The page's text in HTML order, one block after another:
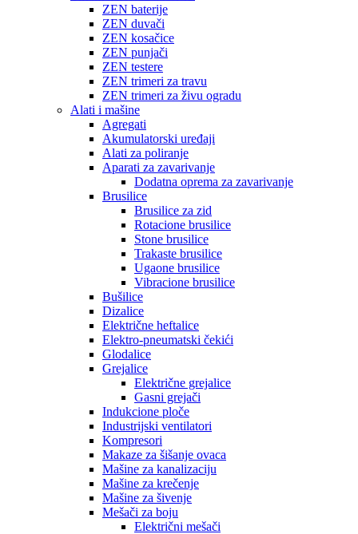
ZEN baterije
ZEN duvači
ZEN kosačice
ZEN punjači
ZEN testere
ZEN trimeri za travu
ZEN trimeri za živu ogradu
Alati i mašine
Agregati
Akumulatorski uređaji
Alati za poliranje
Aparati za zavarivanje
Dodatna oprema za zavarivanje
Brusilice
Brusilice za zid
Rotacione brusilice
Stone brusilice
Trakaste brusilice
Ugaone brusilice
Vibracione brusilice
Bušilice
Dizalice
Električne heftalice
Elektro-pneumatski čekići
Glodalice
Grejalice
Električne grejalice
Gasni grejači
Indukcione ploče
Industrijski ventilatori
Kompresori
Makaze za šišanje ovaca
Mašine za kanalizaciju
Mašine za krečenje
Mašine za šivenje
Mešači za boju
Električni mešači